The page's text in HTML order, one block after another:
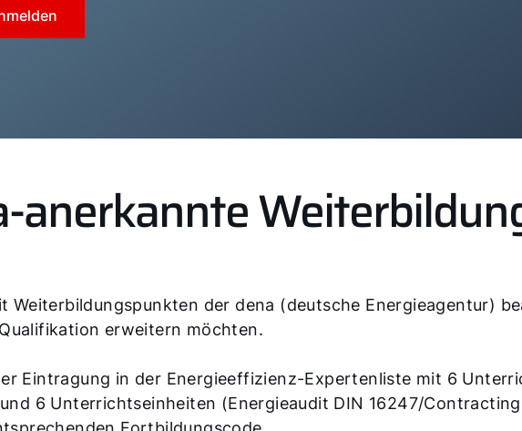
anerkannte
Weiterbildungspunkten der dena (deutsche Energieagentur)
erweitern möchten.
Eintragung in der Energieeffizienz-Expertenliste mit 6
6 Unterrichtseinheiten (Energieaudit DIN 16247/
Wie